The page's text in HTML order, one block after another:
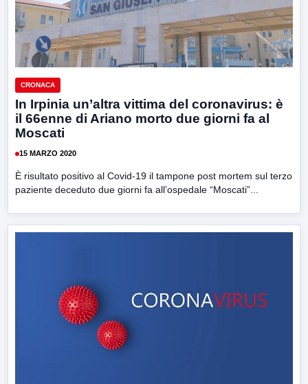
CRONACA
In Irpinia un’altra vittima del coronavirus: è
il 66enne di Ariano morto due giorni fa al
Moscati
15 MARZO 2020
È risultato positivo al Covid-19 il tampone post mortem sul terzo
paziente deceduto due giorni fa all’ospedale “Moscati”...